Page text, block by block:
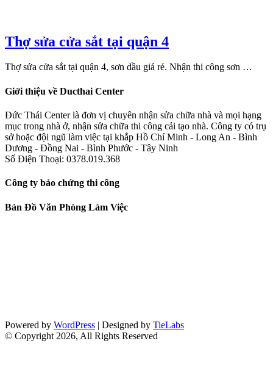
Thợ sửa cửa sắt tại quận 4
Thợ sửa cửa sắt tại quận 4, sơn dầu giá rẻ. Nhận thi công sơn …
Giới thiệu về Ducthai Center
Đức Thái Center là đơn vị chuyên nhận sửa chữa nhà và mọi hạng
mục trong nhà ở, nhận sửa chữa thi công cải tạo nhà. Công ty có trụ
sở hoặc đội ngũ làm việc tại khắp Hồ Chí Minh - Long An - Bình
Dương - Đồng Nai - Bình Phước - Tây Ninh
Số Điện Thoại: 0378.019.368
Công ty bảo chứng thi công
Bản Đồ Văn Phòng Làm Việc
Powered by WordPress | Designed by TieLabs
© Copyright 2026, All Rights Reserved